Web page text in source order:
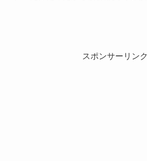
スポンサーリンク